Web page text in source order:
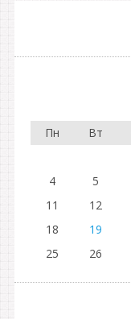
Пн
Вт
4
5
11
12
18
19
25
26